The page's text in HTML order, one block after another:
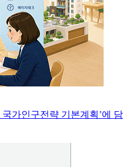
국가인구전략 기본계획’에 담